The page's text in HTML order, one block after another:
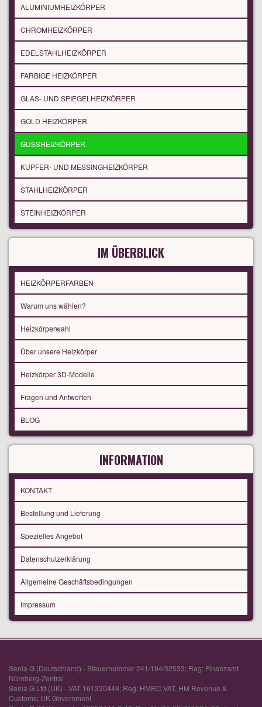
ALUMINIUMHEIZKÖRPER
CHROMHEIZKÖRPER
EDELSTAHLHEIZKÖRPER
FARBIGE HEIZKÖRPER
GLAS- UND SPIEGELHEIZKÖRPER
GOLD HEIZKÖRPER
GUSSHEIZKÖRPER
KUPFER- UND MESSINGHEIZKÖRPER
STAHLHEIZKÖRPER
STEINHEIZKÖRPER
IM ÜBERBLICK
HEIZKÖRPERFARBEN
Warum uns wählen?
Heizkörperwahl
Über unsere Heizkörper
Heizkörper 3D-Modelle
Fragen und Antworten
BLOG
INFORMATION
KONTAKT
Bestellung und Lieferung
Spezielles Angebot
Datenschutzerklärung
Allgemeine Geschäftsbedingungen
Impressum
Senia G (Deutschland) - Steuernummer 241/194/32533; Reg: Finanzamt
Nürnberg-Zentral
Senia G Ltd (UK) - VAT 161330448; Reg: HMRC VAT, HM Revenue &
Customs; UK Government